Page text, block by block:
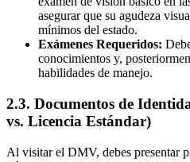
asegurar que su agudeza
mínimos del estado.
Exámenes Requeridos:
conocimientos y,
habilidades de manejo.
2.3. Documentos de
vs. Licencia Estándar)
Al visitar el DMV, debes presentar